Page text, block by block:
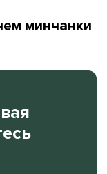
минчанки